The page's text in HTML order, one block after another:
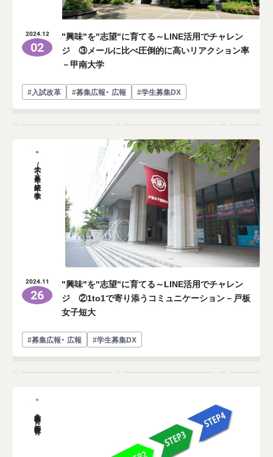
2024.12
02
"興味"を"志望"に育てる～LINE活用でチャレン
ジ ③メールに比べ圧倒的に高いリアクション率
－甲南大学
#入試改革 #募集広報・ 広報 #学生募集DX
大学（募集・接続・教学）
2024.11
26
"興味"を"志望"に育てる～LINE活用でチャレン
ジ ②1to1で寄り添うコミュニケーション－戸板
女子短大
#募集広報・ 広報 #学生募集DX
入学前教育・初年次教育